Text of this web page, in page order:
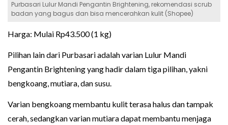
Purbasari Lulur Mandi Pengantin Brightening, rekomendasi scrub
badan yang bagus dan bisa mencerahkan kulit (Shopee)
Harga: Mulai Rp43.500 (1 kg)
Pilihan lain dari Purbasari adalah varian Lulur Mandi
Pengantin Brightening yang hadir dalam tiga pilihan, yakni
bengkoang, mutiara, dan susu.
Varian bengkoang membantu kulit terasa halus dan tampak
cerah, sedangkan varian mutiara dapat membantu menjaga